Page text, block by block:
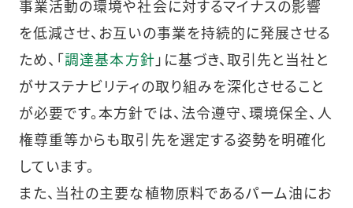
事業活動の環境や社会に対するマイナスの影響
を低減させ、お互いの事業を持続的に発展させる
ため、「調達基本方針」に基づき、取引先と当社と
がサステナビリティの取り組みを深化させること
が必要です。本方針では、法令遵守、環境保全、人
権尊重等からも取引先を選定する姿勢を明確化
しています。
また、当社の主要な植物原料であるパーム油にお